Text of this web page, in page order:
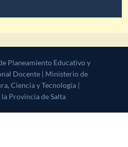
Educativo y Desarrollo
de Educación, Cultura, Ciencia y
de Salta|CoverNews
themes.